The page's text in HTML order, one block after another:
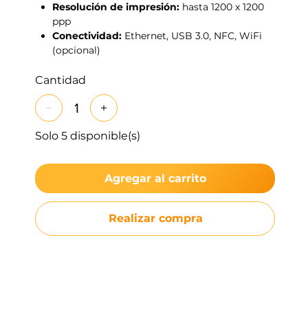
Resolución de impresión: hasta 1200 x 1200
ppp
Conectividad: Ethernet, USB 3.0, NFC, WiFi
(opcional)
Cantidad
Solo 5 disponible(s)
Agregar al carrito
Realizar compra